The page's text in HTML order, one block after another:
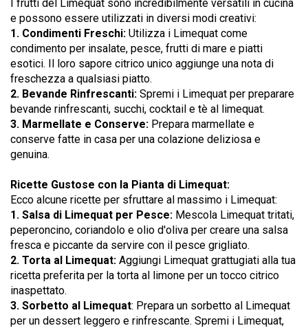
I frutti del Limequat sono incredibilmente versatili in cucina
e possono essere utilizzati in diversi modi creativi:
1. Condimenti Freschi: Utilizza i Limequat come
condimento per insalate, pesce, frutti di mare e piatti
esotici. Il loro sapore citrico unico aggiunge una nota di
freschezza a qualsiasi piatto.
2. Bevande Rinfrescanti: Spremi i Limequat per preparare
bevande rinfrescanti, succhi, cocktail e tè al limequat.
3. Marmellate e Conserve: Prepara marmellate e
conserve fatte in casa per una colazione deliziosa e
genuina.
Ricette Gustose con la Pianta di Limequat:
Ecco alcune ricette per sfruttare al massimo i Limequat:
1. Salsa di Limequat per Pesce: Mescola Limequat tritati,
peperoncino, coriandolo e olio d'oliva per creare una salsa
fresca e piccante da servire con il pesce grigliato.
2. Torta al Limequat: Aggiungi Limequat grattugiati alla tua
ricetta preferita per la torta al limone per un tocco citrico
inaspettato.
3. Sorbetto al Limequat: Prepara un sorbetto al Limequat
per un dessert leggero e rinfrescante. Spremi i Limequat,